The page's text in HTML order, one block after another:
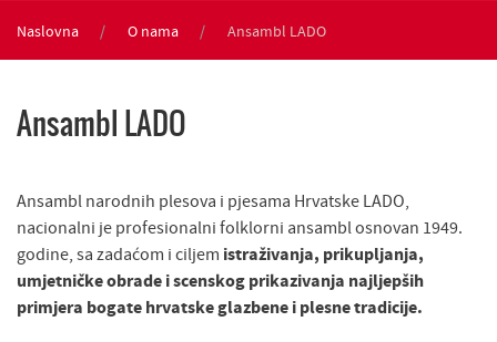
Naslovna O nama Ansambl LADO
Ansambl LADO
Ansambl narodnih plesova i pjesama Hrvatske LADO,
nacionalni je profesionalni folklorni ansambl osnovan 1949.
godine, sa zadaćom i ciljem istraživanja, prikupljanja,
umjetničke obrade i scenskog prikazivanja najljepših
primjera bogate hrvatske glazbene i plesne tradicije.